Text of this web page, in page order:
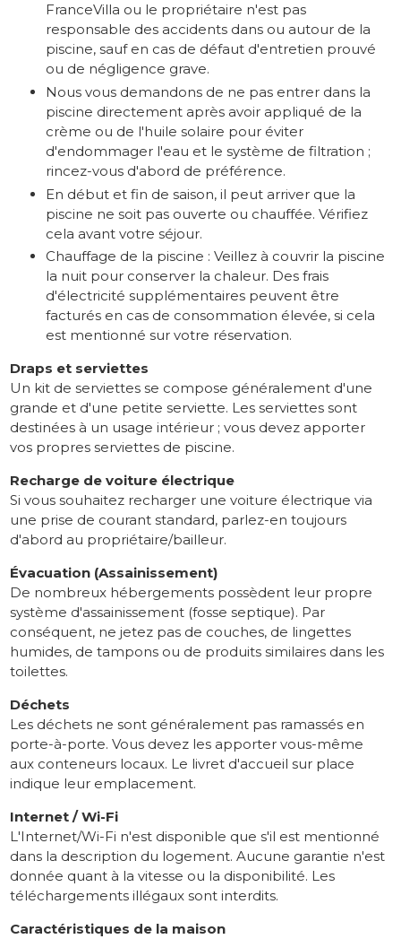
FranceVilla ou le propriétaire n'est pas
responsable des accidents dans ou autour de la
piscine, sauf en cas de défaut d'entretien prouvé
ou de négligence grave.
Nous vous demandons de ne pas entrer dans la
piscine directement après avoir appliqué de la
crème ou de l'huile solaire pour éviter
d'endommager l'eau et le système de filtration ;
rincez-vous d'abord de préférence.
En début et fin de saison, il peut arriver que la
piscine ne soit pas ouverte ou chauffée. Vérifiez
cela avant votre séjour.
Chauffage de la piscine : Veillez à couvrir la piscine
la nuit pour conserver la chaleur. Des frais
d'électricité supplémentaires peuvent être
facturés en cas de consommation élevée, si cela
est mentionné sur votre réservation.
Draps et serviettes
Un kit de serviettes se compose généralement d'une
grande et d'une petite serviette. Les serviettes sont
destinées à un usage intérieur ; vous devez apporter
vos propres serviettes de piscine.
Recharge de voiture électrique
Si vous souhaitez recharger une voiture électrique via
une prise de courant standard, parlez-en toujours
d'abord au propriétaire/bailleur.
Évacuation (Assainissement)
De nombreux hébergements possèdent leur propre
système d'assainissement (fosse septique). Par
conséquent, ne jetez pas de couches, de lingettes
humides, de tampons ou de produits similaires dans les
toilettes.
Déchets
Les déchets ne sont généralement pas ramassés en
porte-à-porte. Vous devez les apporter vous-même
aux conteneurs locaux. Le livret d'accueil sur place
indique leur emplacement.
Internet / Wi-Fi
L'Internet/Wi-Fi n'est disponible que s'il est mentionné
dans la description du logement. Aucune garantie n'est
donnée quant à la vitesse ou la disponibilité. Les
téléchargements illégaux sont interdits.
Caractéristiques de la maison